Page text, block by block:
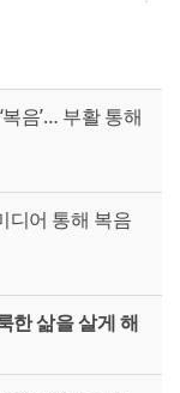
음’… 부활 통해
디어 통해 복음
한 삶을 살게 해